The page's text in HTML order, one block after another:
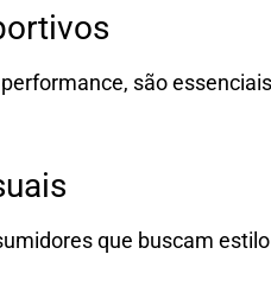
são
que buscam